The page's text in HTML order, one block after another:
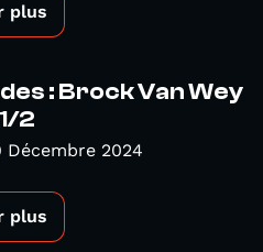
plus
: Brock Van Wey
2
Décembre 2024
plus